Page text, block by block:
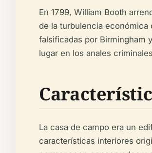
En 1799, William Booth
de la turbulencia económica
falsificadas por Birmingham
lugar en los anales
La casa de campo era un
características interiores